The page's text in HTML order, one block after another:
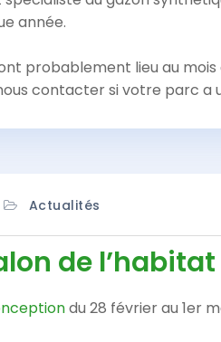
année.
probablement lieu au
contacter si votre parc a
Actualités
de
du 28 février au 1er